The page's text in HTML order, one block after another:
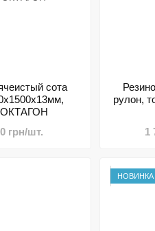
сота
ОКТАГОН
грн/шт.
рулон,
1
НОВИНКА